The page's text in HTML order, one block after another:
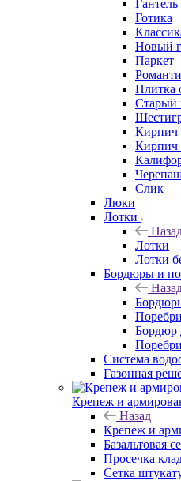
Гантель
Готика
Новый
Паркет
Плитка
Старый
Кирпич
Кирпич
Слик
Люки
Лотки
Лотки
Лотки
Бордюры и
Бордюр
Система
Газонная
Крепеж и
Назад
Крепеж и
Базальтовая
Просечка
Сетка